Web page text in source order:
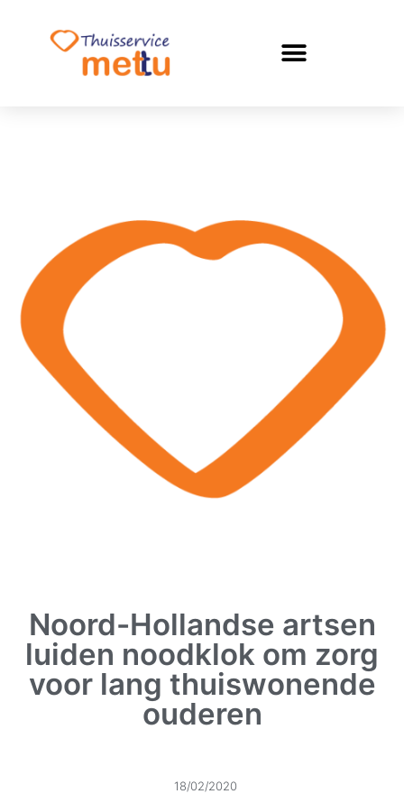
Noord-Hollandse artsen
luiden noodklok om zorg
voor lang thuiswonende
ouderen
18/02/2020